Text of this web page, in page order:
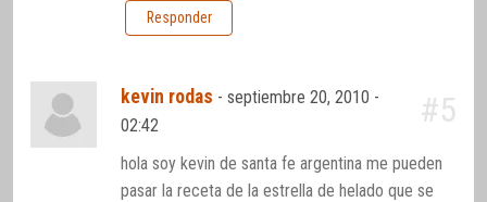
Responder
kevin rodas -septiembre 20, 2010 -
02:42
#5
hola soy kevin de santa fe argentina me pueden
pasar la receta de la estrella de helado que se